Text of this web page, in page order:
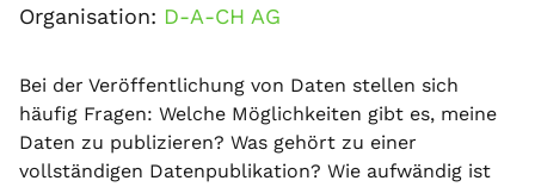
Organisation: D-A-CH AG
Bei der Veröffentlichung von Daten stellen sich
häufig Fragen: Welche Möglichkeiten gibt es, meine
Daten zu publizieren? Was gehört zu einer
vollständigen Datenpublikation? Wie aufwändig ist